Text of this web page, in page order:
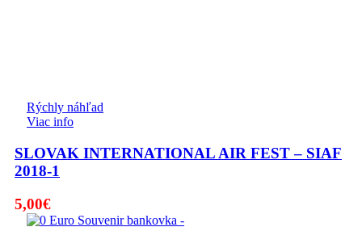
Rýchly náhľad
Viac info
SLOVAK INTERNATIONAL AIR FEST – SIAF
2018-1
5,00€